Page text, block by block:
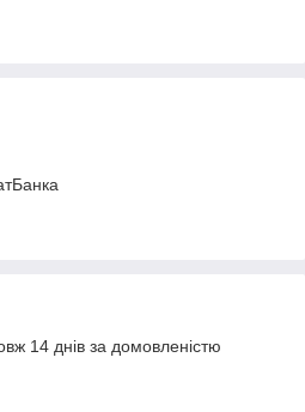
14 днів за домовленістю